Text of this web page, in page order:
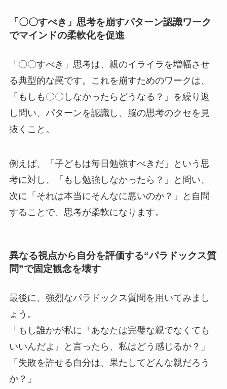
「〇〇すべき」思考を崩すパターン認識ワーク
でマインドの柔軟化を促進
「〇〇すべき」思考は、親のイライラを増幅させ
る典型的な罠です。これを崩すためのワークは、
「もしも〇〇しなかったらどうなる？」を繰り返
し問い、パターンを認識し、脳の思考のクセを見
抜くこと。
例えば、「子どもは毎日勉強すべきだ」という思
考に対し、「もし勉強しなかったら？」と問い、
次に「それは本当にそんなに悪いのか？」と自問
することで、思考が柔軟になります。
異なる視点から自分を評価する“パラドックス質
問”で固定観念を壊す
最後に、強烈なパラドックス質問を用いてみまし
ょう。
「もし誰かが私に『あなたは完璧な親でなくても
いいんだよ』と言ったら、私はどう感じるか？」
「失敗を許せる自分は、果たしてどんな親だろう
か？」